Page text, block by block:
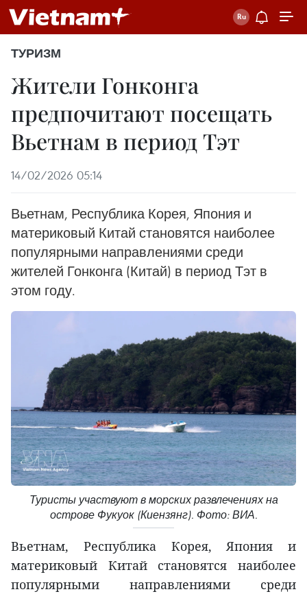
ТУРИЗМ
Жители Гонконга
предпочитают посещать
Вьетнам в период Тэт
14/02/2026 05:14
Вьетнам, Республика Корея, Япония и
материковый Китай становятся наиболее
популярными направлениями среди
жителей Гонконга (Китай) в период Тэт в
этом году.
Туристы участвуют в морских развлечениях на
острове Фукуок (Киензянг). Фото: ВИА.
Вьетнам, Республика Корея, Япония и
материковый Китай становятся наиболее
популярными направлениями среди